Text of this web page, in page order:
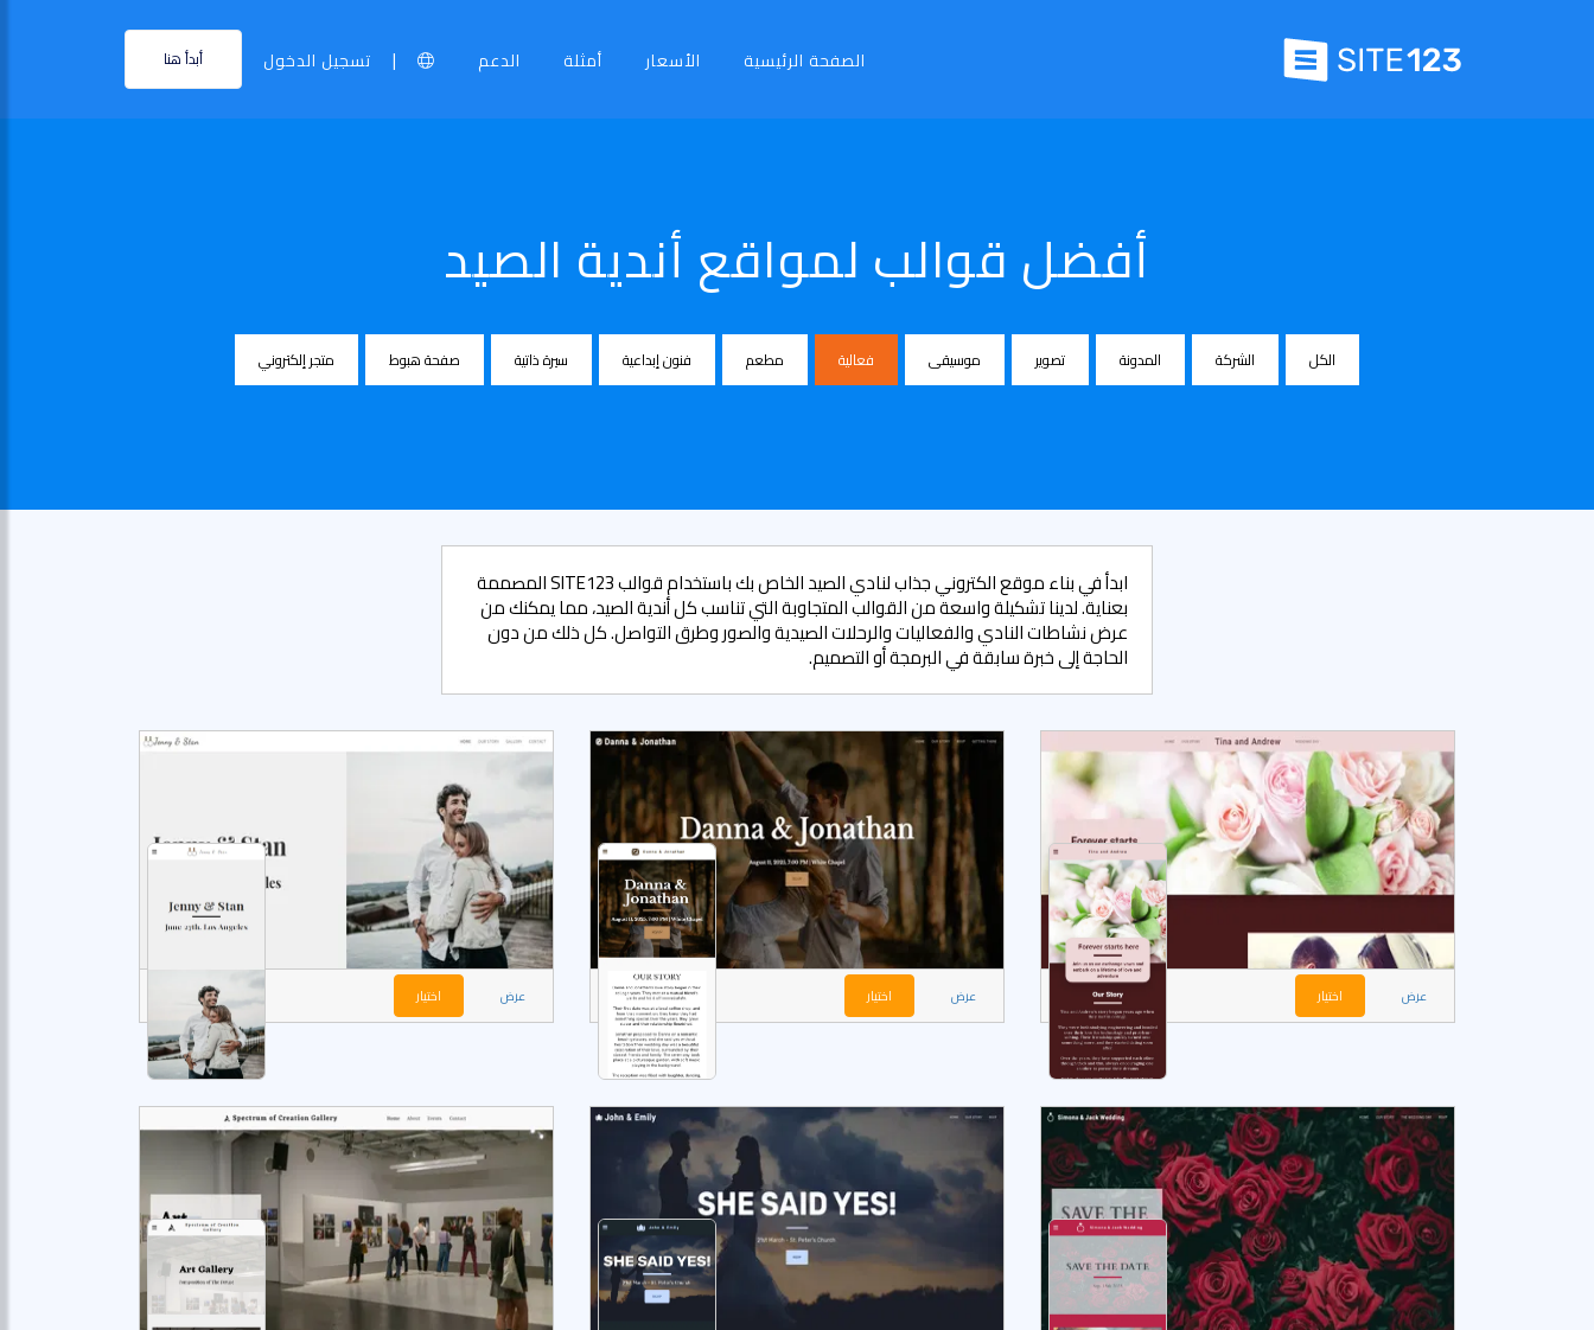
الصفحة الرئيسية الأسعار أمثلة الدعم | تسجيل الدخول أبدأ هنا
أفضل قوالب لمواقع أندية الصيد
الكل الشركة المدونة تصوير موسيقى فعالية مطعم فنون إبداعية سيرة ذاتية صفحة هبوط متجر إلكتروني
ابدأ في بناء موقع الكتروني جذاب لنادي الصيد الخاص بك باستخدام قوالب SITE123 المصممة
بعناية. لدينا تشكيلة واسعة من القوالب المتجاوبة التي تناسب كل أندية الصيد، مما يمكنك من
عرض نشاطات النادي والفعاليات والرحلات الصيدية والصور وطرق التواصل. كل ذلك من دون
الحاجة إلى خبرة سابقة في البرمجة أو التصميم.
عرض اختيار عرض اختيار عرض اختيار